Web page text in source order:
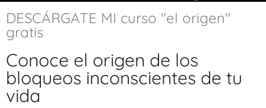
DESCÁRGATE MI curso "el origen"
gratis
Conoce el origen de los
bloqueos inconscientes de tu
vida